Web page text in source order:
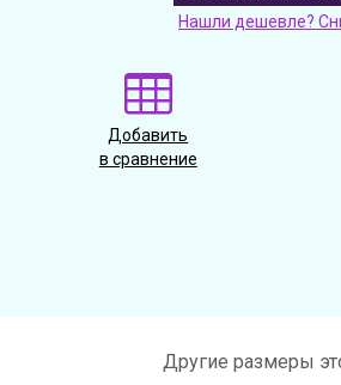
Нашли дешевле?
Добавить
в сравнение
Другие размеры